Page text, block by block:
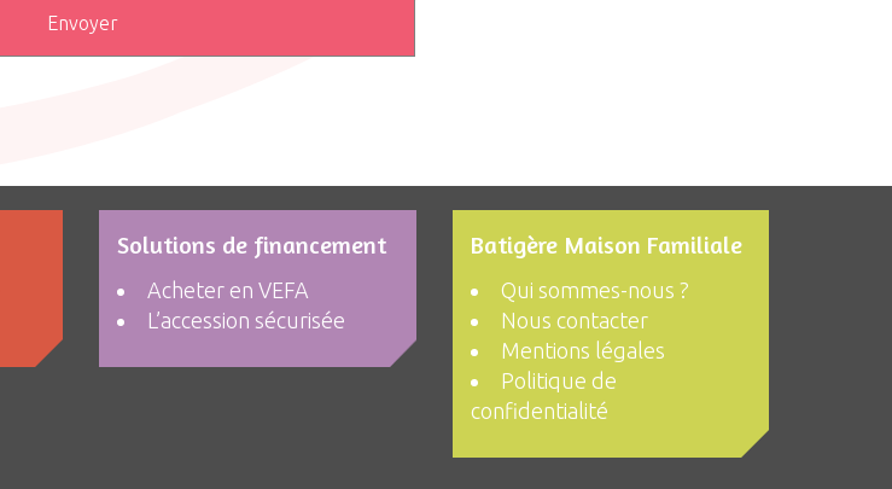
Solutions de financement
Acheter en VEFA
L’accession sécurisée
Batigère Maison Familiale
Qui sommes-nous ?
Nous contacter
Mentions légales
Politique de
confidentialité